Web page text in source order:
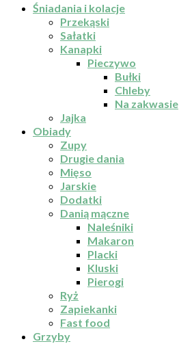
Śniadania i kolacje
Przekąski
Sałatki
Kanapki
Pieczywo
Bułki
Chleby
Na zakwasie
Jajka
Obiady
Zupy
Drugie dania
Mięso
Jarskie
Dodatki
Danią mączne
Naleśniki
Makaron
Placki
Kluski
Pierogi
Ryż
Zapiekanki
Fast food
Grzyby